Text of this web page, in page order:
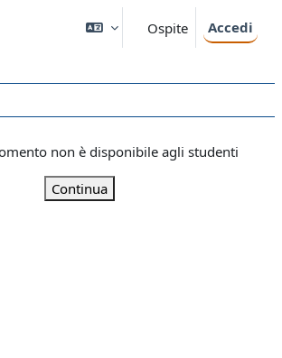
Ospite Accedi
non è disponibile agli studenti
Continua